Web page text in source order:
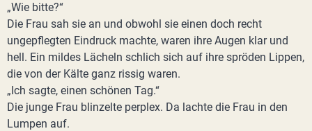
„Wie bitte?“
Die Frau sah sie an und obwohl sie einen doch recht
ungepflegten Eindruck machte, waren ihre Augen klar und
hell. Ein mildes Lächeln schlich sich auf ihre spröden Lippen,
die von der Kälte ganz rissig waren.
„Ich sagte, einen schönen Tag.“
Die junge Frau blinzelte perplex. Da lachte die Frau in den
Lumpen auf.